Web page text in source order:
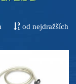
od nejdražších